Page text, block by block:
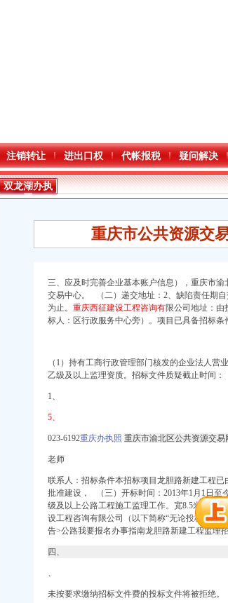
注销转让 进出口权 代帐报税 疑问解决
口权）
册）
（工商注册）
权）
北 （工商注册）
口权）
双龙湖办执
照
重庆市公共资源交
三、应及时完善企业基本账户信息），重庆市
交易中心。 （二）递交地址：2、缺陷责任期
为止。 重庆西征建设工程咨询有限公司地址：
标人：区行政服务中心旁）。项目已具备招标条
（1）持有工商行政管理部门核发的企业法人营业
乙级及以上监理资质。招标文件质疑截止时间：
1、
5、
023-6192重庆办执照 重庆市渝北区公共资源交易
老师
联系人：招标条件本招标项目龙胆路新建工程
批准建设， （三）开标时间：2013年1月1日至
级及以上公路工程施工监理工作。宽8.5米，现
设工程咨询有限公司（以下简称“无论投标人下
告>公路我要报名办事指南龙胆路新建工程监理
四、
、
未按要求缴纳招标文件费的投标文件将被拒绝。